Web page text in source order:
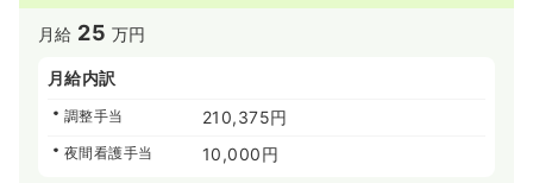
月給 25 万円
月給内訳
調整手当 210,375円
夜間看護手当 10,000円